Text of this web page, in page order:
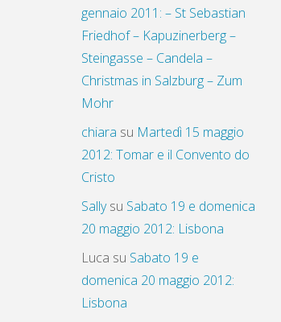
gennaio 2011: – St Sebastian
Friedhof – Kapuzinerberg –
Steingasse – Candela –
Christmas in Salzburg – Zum
Mohr
chiara su Martedì 15 maggio
2012: Tomar e il Convento do
Cristo
Sallysu Sabato 19 e domenica
20 maggio 2012: Lisbona
Luca su Sabato 19 e
domenica 20 maggio 2012:
Lisbona